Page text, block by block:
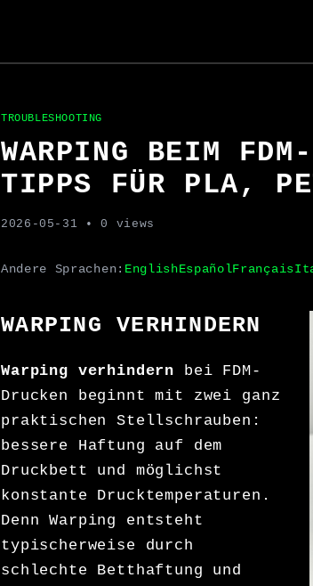
TROUBLESHOOTING
WARPING BEIM
TIPPS FÜR PLA,
2026-05-31 • 0 views
Andere Sprachen: EnglishEspañolFrançais
WARPING VERHINDERN
Warping verhindern bei FDM-
Drucken beginnt mit zwei ganz
praktischen Stellschrauben:
bessere Haftung auf dem
Druckbett und möglichst
konstante Drucktemperaturen.
Denn Warping entsteht
typischerweise durch
schlechte Betthaftung und